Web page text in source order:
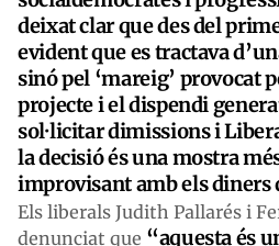
deixat clar que des del
evident que es tractava
sinó pel ‘mareig’ provocat
projecte i el dispendi
sol·licitar dimissions i
la decisió és una mostra
improvisant amb els diners
Els liberals Judith Pallarés i
denunciat que “aquesta és